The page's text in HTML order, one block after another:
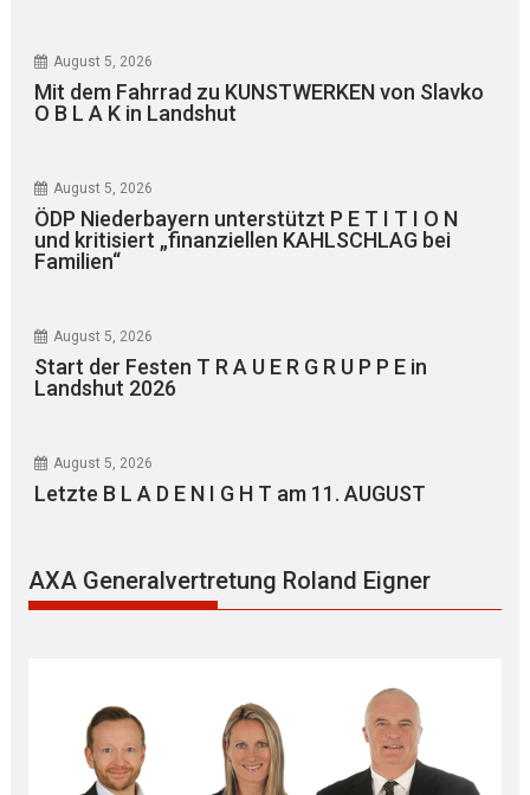
August 5, 2026
Mit dem Fahrrad zu KUNSTWERKEN von Slavko
O B L A K in Landshut
August 5, 2026
ÖDP Niederbayern unterstützt P E T I T I O N
und kritisiert „finanziellen KAHLSCHLAG bei
Familien“
August 5, 2026
Start der Festen T R A U E R G R U P P E in
Landshut 2026
August 5, 2026
Letzte B L A D E N I G H T am 11. AUGUST
AXA Generalvertretung Roland Eigner